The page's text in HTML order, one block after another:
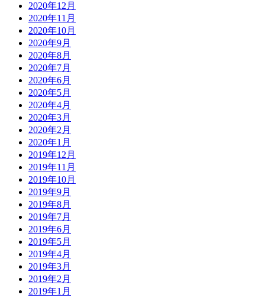
2020年12月
2020年11月
2020年10月
2020年9月
2020年8月
2020年7月
2020年6月
2020年5月
2020年4月
2020年3月
2020年2月
2020年1月
2019年12月
2019年11月
2019年10月
2019年9月
2019年8月
2019年7月
2019年6月
2019年5月
2019年4月
2019年3月
2019年2月
2019年1月